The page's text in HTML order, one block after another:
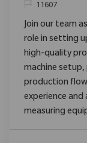
ReqId11607
Join our team
role in setting
high-quality
machine
production
experience
measuring